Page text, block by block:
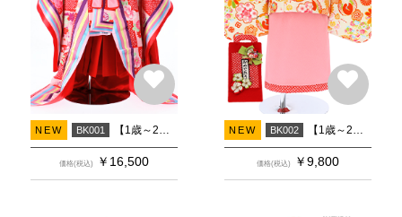
NEW BK001 【1歳～2歳 女の子 着物】十二単風 赤市松牡丹×赤無地
価格(税込) ￥ 16,500
NEW BK002 【1歳～2歳 女の子 着物】被布風 クリーム鶴丸文×ピンク無地
価格(税込) ￥9,800